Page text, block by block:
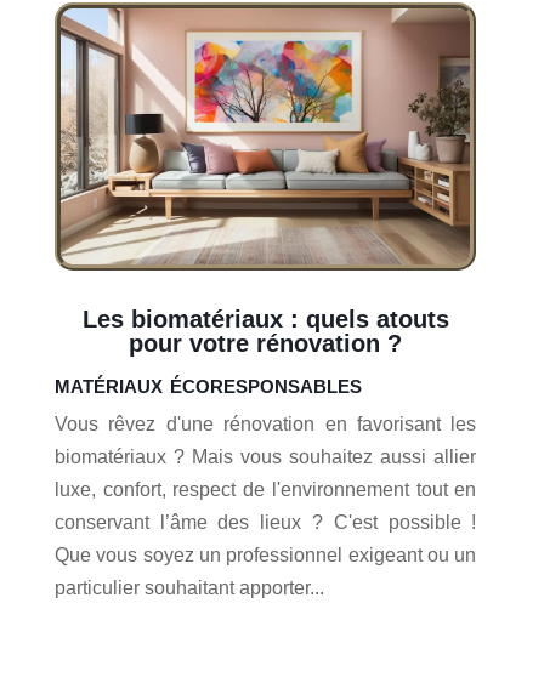
Les biomatériaux : quels atouts
pour votre rénovation ?
matériaux écoresponsables
Vous rêvez d'une rénovation en favorisant les
biomatériaux ? Mais vous souhaitez aussi allier
luxe, confort, respect de l'environnement tout en
conservant l’âme des lieux ? C'est possible !
Que vous soyez un professionnel exigeant ou un
particulier souhaitant apporter...